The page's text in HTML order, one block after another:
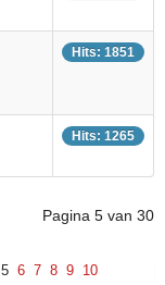
Hits: 1851
Hits: 1265
Pagina 5 van 30
5 6 7 8 9 10